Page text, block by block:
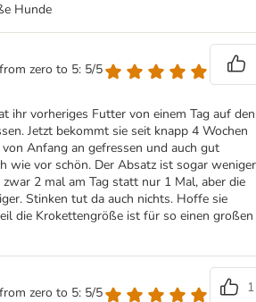
Hunde
zero to 5: 5/5
ihr vorheriges Futter von einem Tag auf den
Jetzt bekommt sie seit knapp 4 Wochen
Anfang an gefressen und auch gut
wie vor schön. Der Absatz ist sogar weniger
2 mal am Tag statt nur 1 Mal, aber die
Stinken tut da auch nichts. Hoffe sie
die Krokettengröße ist für so einen großen
zero to 5: 5/5
1